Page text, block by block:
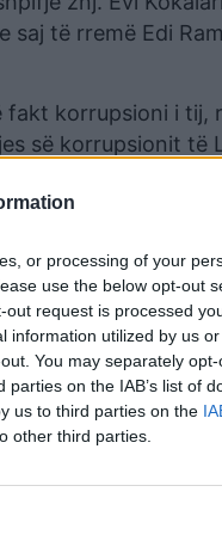
or processing of your
use the below opt-out
request is processed
information utilized by us
You may separately
on the IAB’s list of
us to third parties on the
other third parties.
të rremë Edi
fakt korrupsioni i tij,
së korrupsionit të
është
dosje është mbyllur
për Lulzim
Basha i hapi